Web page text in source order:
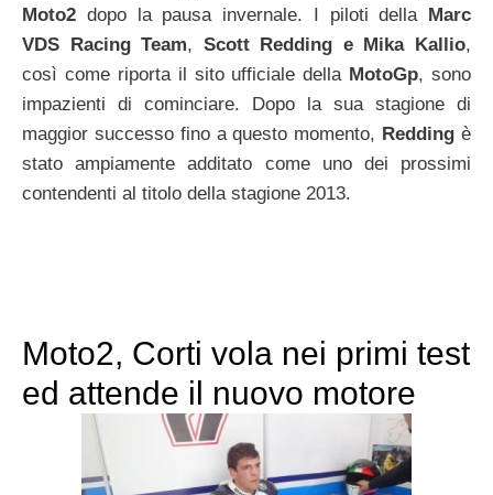
Moto2 dopo la pausa invernale. I piloti della Marc
VDS Racing Team, Scott Redding e Mika Kallio,
così come riporta il sito ufficiale della MotoGp, sono
impazienti di cominciare. Dopo la sua stagione di
maggior successo fino a questo momento, Redding è
stato ampiamente additato come uno dei prossimi
contendenti al titolo della stagione 2013.
Moto2, Corti vola nei primi test
ed attende il nuovo motore